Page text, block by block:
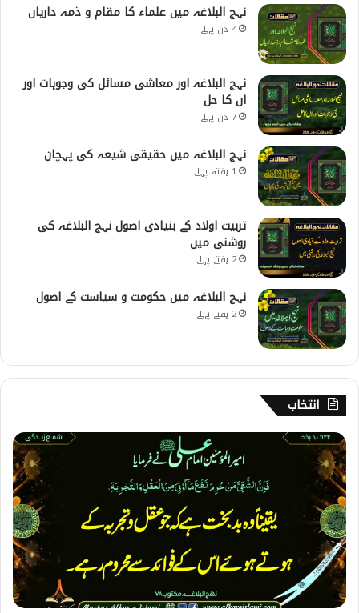
نہج البلاغہ میں علماء کا مقام و ذمہ داریاں
4 دن پہلے
نہج البلاغہ اور معاشی مسائل کی وجوہات اور
ان کا حل
7 دن پہلے
نہج البلاغہ میں حقیقی شیعہ کی پہچان
1 ہفتہ پہلے
تربیت اولاد کے بنیادی اصول نہج البلاغہ کی
روشنی میں
2 ہفتے پہلے
نہج البلاغہ میں حکومت و سیاست کے اصول
2 ہفتے پہلے
انتخاب
1
4
4
۔
ب
د
ب
خ
ت